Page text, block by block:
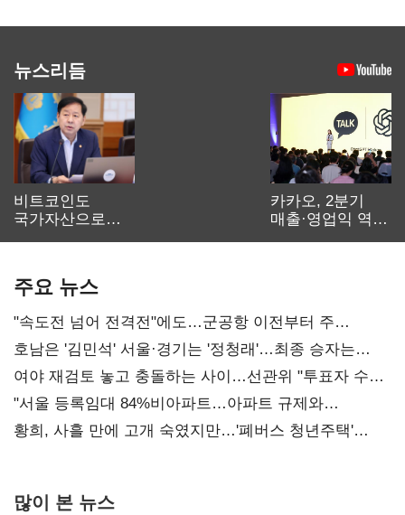
뉴스리듬
비트코인도
국가자산으로…'
카카오, 2분기
매출·영업익 역대
주요 뉴스
"속도전 넘어 전격전"에도…군공항 이전부터 주
52시간까지 '뇌관'
호남은 '김민석' 서울·경기는 '정청래'…최종 승자는
'안갯속'
여야 재검토 놓고 충돌하는 사이…선관위 "투표자 수
오차 당연"
"서울 등록임대 84%비아파트…아파트 규제와
달리해야"
황희, 사흘 만에 고개 숙였지만…'폐버스 청년주택'
많이 본 뉴스